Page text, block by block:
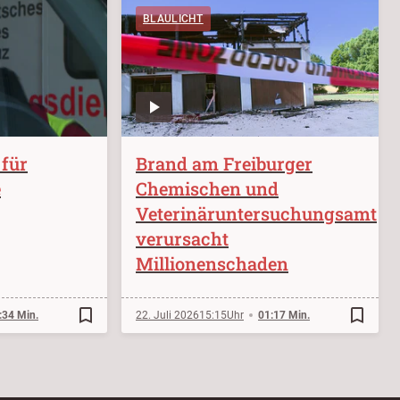
für
Min. bookmark_border
BLAULICHT
Brand am Freiburger
Chemischen und
Veterinäruntersuchungsamt
verursacht
Millionenschaden
22. Juli 202615:15 01:17 Min. bookmark_border